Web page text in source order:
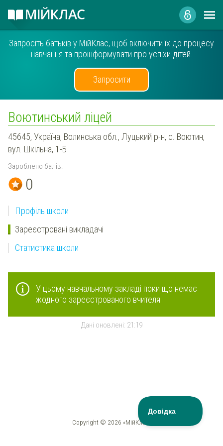
Запросіть батьків у МійКлас, щоб включити їх до процесу
навчання та проінформувати про успіхи дітей.
Запросити
Воютинський ліцей
45645, Україна, Волинська обл., Луцький р-н, с. Воютин,
вул. Шкільна, 1-Б
Зароблено балів:
0
Профіль школи
Зареєстровані викладачі
Статистика школи
У цьому навчальному закладі поки що немає
жодного зареєстрованого вчителя
Дані оновлені: 21:19
Copyright © 2026 «МійКлас»